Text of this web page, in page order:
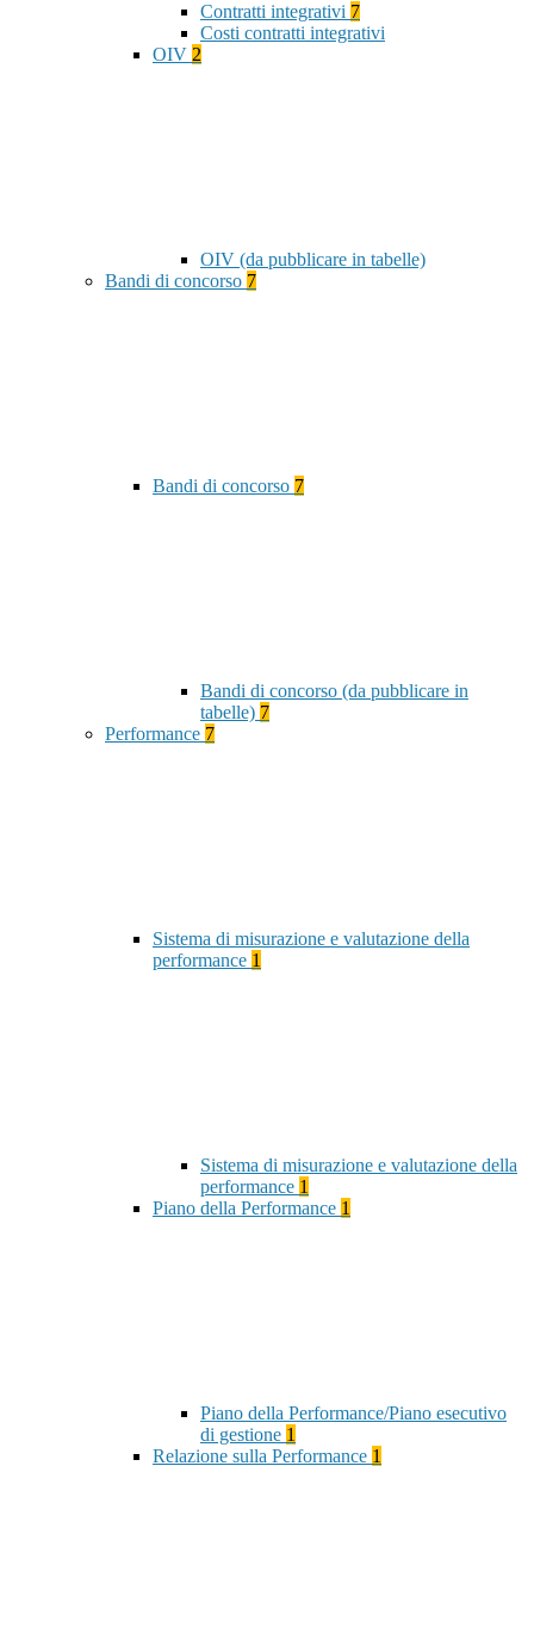
Contratti integrativi 7
Costi contratti integrativi
OIV 2
OIV (da pubblicare in tabelle)
Bandi di concorso 7
Bandi di concorso 7
Bandi di concorso (da pubblicare in
tabelle) 7
Performance 7
Sistema di misurazione e valutazione della
performance 1
Sistema di misurazione e valutazione della
performance 1
Piano della Performance 1
Piano della Performance/Piano esecutivo
di gestione 1
Relazione sulla Performance 1